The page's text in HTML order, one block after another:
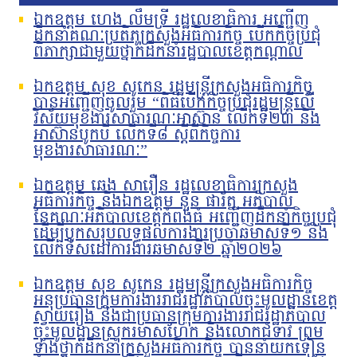
ឯកឧត្តម ហេង លឹមទ្រី រដ្ឋលេខាធិការ អញ្ជើញ
ដឹកនាំគណៈប្រតិភូក្រសួងអធិការកិច្ច បើកកិច្ចប្រជុំ
ពិភាក្សាជាមួយថ្នាក់ដឹកនាំរដ្ឋបាលខេត្តកណ្តាល
ឯកឧត្តម សុខ សូកេន រដ្ឋមន្រ្តីក្រសួងអធិការកិច្ច
បានអញ្ជើញចូលរួម “ពិធីបើកកិច្ចប្រជុំរដ្ឋមន្ត្រីលើ
វិស័យមុខងារសាធារណៈអាស៊ាន លើកទី២៣ និង
អាស៊ានបូកបី លើកទី៨ ស្តីពីកិច្ចការ
មុខងារសាធារណៈ”
ឯកឧត្តម ឆេង សារឿន រដ្ឋលេខាធិការក្រសួង
អធិការកិច្ច និងឯកឧត្តម នួន ផារ័ត្ន អភិបាល
នៃគណៈអភិបាលខេត្តកំពង់ធំ អញ្ជើញដឹកនាំកិច្ចប្រជុំ
ដើម្បីបូកសរុបលទ្ធផលការងារប្រចាំឆមាសទី១ និង
លើកទិសដៅការងារឆមាសទី២ ឆ្នាំ២០២៦
ឯកឧត្តម សុខ សូកេន រដ្ឋមន្រ្តីក្រសួងអធិការកិច្ច
អនុប្រធានក្រុមការងាររាជរដ្ឋាភិបាលចុះមូលដ្ឋានខេត្ត
ស្វាយរៀង និងជាប្រធានក្រុមការងាររាជរដ្ឋាភិបាល
ចុះមូលដ្ឋានស្រុករមាសហែក និងលោកជំទាវ ព្រម
ទាំងថ្នាក់ដឹកនាំក្រសួងអធិការកិច្ច បាននាំយកទៀន